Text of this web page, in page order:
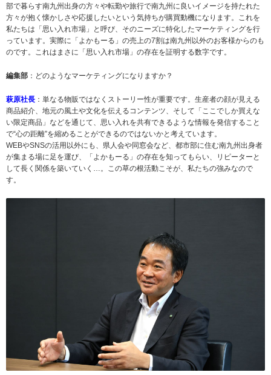
部で暮らす南九州出身の方々や転勤や旅行で南九州に良いイメージを持たれた
方々が抱く懐かしさや応援したいという気持ちが購買動機になります。これを
私たちは「思い入れ市場」と呼び、そのニーズに特化したマーケティングを行
っています。実際に「よかもーる」の売上の7割は南九州以外のお客様からのも
のです。これはまさに「思い入れ市場」の存在を証明する数字です。
編集部 ：どのようなマーケティングになりますか？
萩原社長 ：単なる物販ではなくストーリー性が重要です。生産者の顔が見える
商品紹介、地元の風土や文化を伝えるコンテンツ、そして「ここでしか買えな
い限定商品」などを通じて、思い入れを共有できるような情報を発信すること
で“心の距離”を縮めることができるのではないかと考えています。
WEBやSNSの活用以外にも、県人会や同窓会など、都市部に住む南九州出身者
が集まる場に足を運び、「よかもーる」の存在を知ってもらい、リピーターと
して長く関係を築いていく…。この草の根活動こそが、私たちの強みなので
す。